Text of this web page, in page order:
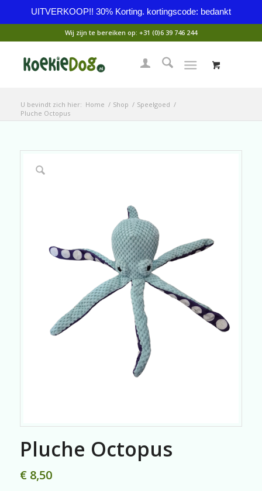
UITVERKOOP!! 30% Korting. kortingscode: bedankt
Wij zijn te bereiken op: +31 (0)6 39 746 244
U bevindt zich hier: Home / Shop / Speelgoed /
Pluche Octopus
Pluche Octopus
€8,50